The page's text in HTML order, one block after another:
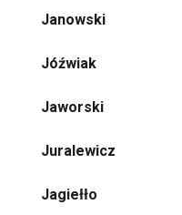
Janowski
Jóźwiak
Jaworski
Juralewicz
Jagiełło